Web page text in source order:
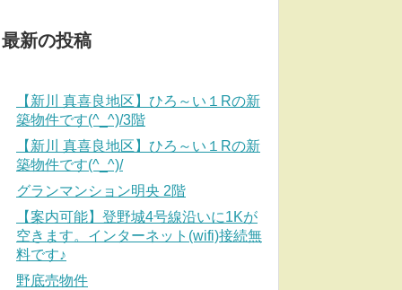
最新の投稿
【新川 真喜良地区】ひろ～い１Rの新
築物件です(^_^)/3階
【新川 真喜良地区】ひろ～い１Rの新
築物件です(^_^)/
グランマンション明央 2階
【案内可能】登野城4号線沿いに1Kが
空きます。インターネット(wifi)接続無
料です♪
野底売物件